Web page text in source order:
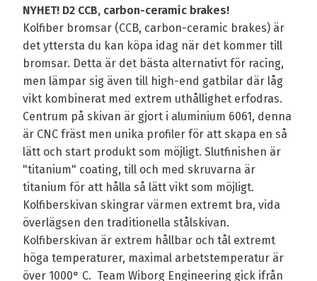
NYHET! D2 CCB, carbon-ceramic brakes!
Kolfiber bromsar (CCB, carbon-ceramic brakes) är
det yttersta du kan köpa idag när det kommer till
bromsar. Detta är det bästa alternativt för racing,
men lämpar sig även till high-end gatbilar där låg
vikt kombinerat med extrem uthållighet erfodras.
Centrum på skivan är gjort i aluminium 6061, denna
är CNC fräst men unika profiler för att skapa en så
lätt och start produkt som möjligt. Slutfinishen är
"titanium" coating, till och med skruvarna är
titanium för att hålla så lätt vikt som möjligt.
Kolfiberskivan skingrar värmen extremt bra, vida
överlägsen den traditionella stålskivan.
Kolfiberskivan är extrem hållbar och tål extremt
höga temperaturer, maximal arbetstemperatur är
över 1000° C. Team Wiborg Engineering gick ifrån